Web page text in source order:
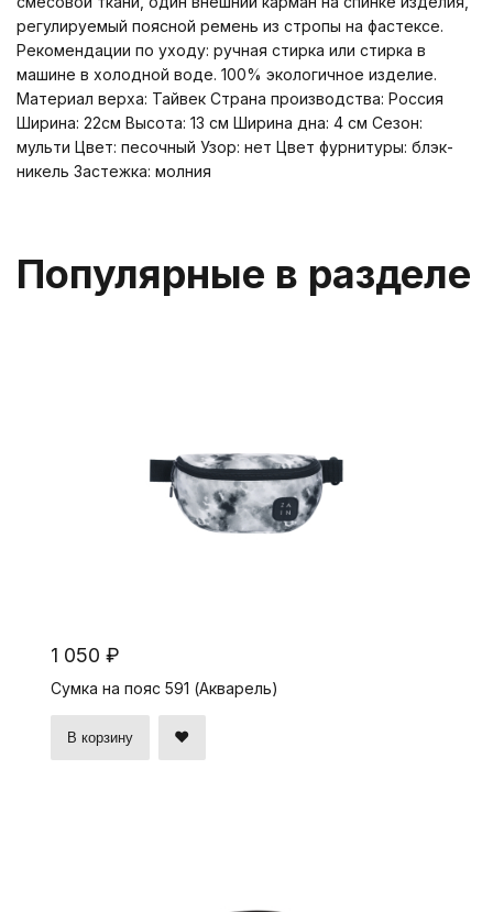
регулируемый поясной ремень из стропы на фастексе.
Рекомендации по уходу: ручная стирка или стирка в
машине в холодной воде. 100% экологичное изделие.
Материал верха: Тайвек Страна производства: Россия
Ширина: 22см Высота: 13 см Ширина дна: 4 см Сезон:
мульти Цвет: песочный Узор: нет Цвет фурнитуры: блэк-
никель Застежка: молния
Популярные в разделе
1 050 ₽
Сумка на пояс 591 (Акварель)
В корзину